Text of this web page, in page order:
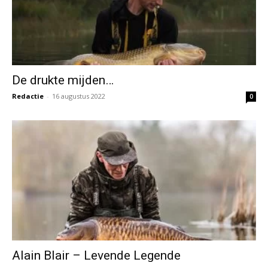
De drukte mijden…
Redactie - 16 augustus 2022 0
Alain Blair – Levende Legende